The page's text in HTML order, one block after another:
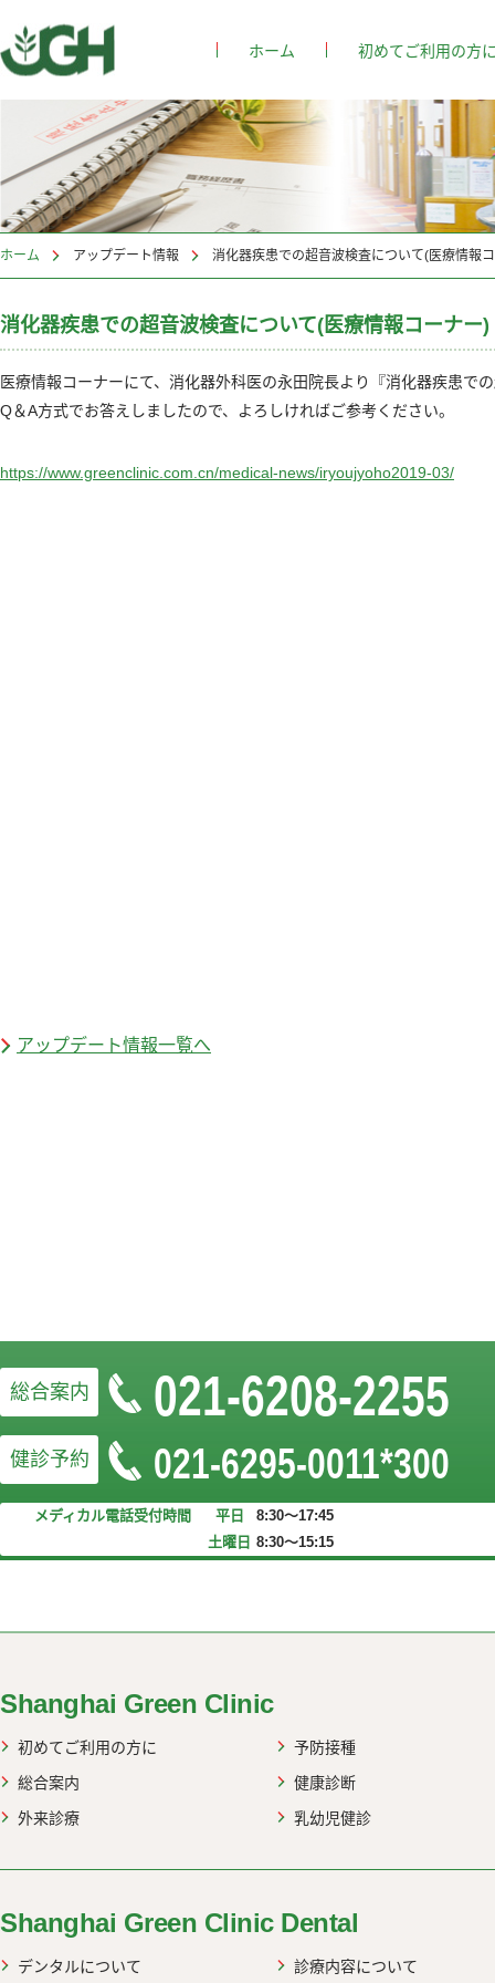
初めてご利用の方
ホーム
ホーム アップデート情報
> 消化器疾患での超音波検査について(医療情報
消化器疾患での超音波検査について(医療情報コーナー
医療情報コーナーにて、消化器外科医の永田院長より『消化器疾患で
Q＆A方式でお答えしましたので、よろしければご参考ください。
https://www.greenclinic.com.cn/medical-news/iryoujyoho2019-03/
アップデート情報一覧へ
総合案内 021-6208-2255
健診予約 021-6295-0011*300
メディカル電話受付時間 平日
8:30～17:45
土曜日 8:30～15:15
お問い合わせフォームはこちら
Shanghai Green Clinic
初めてご利用の方に
予防接種
総合案内
健康診断
外来診療
乳幼児健診
Shanghai Green Clinic Dental
デンタルについて 診療内容について